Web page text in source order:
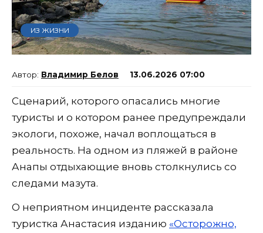
ИЗ ЖИЗНИ
Владимир Белов 13.06.2026 07:00
Сценарий, которого опасались многие
туристы и о котором ранее предупреждали
экологи, похоже, начал воплощаться в
реальность. На одном из пляжей в районе
Анапы отдыхающие вновь столкнулись со
следами мазута.
О неприятном инциденте рассказала
туристка Анастасия изданию «Осторожно,